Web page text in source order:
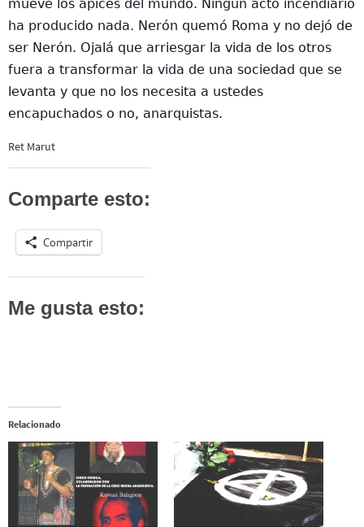
mueve los ápices del mundo. Ningún acto incendiario
ha producido nada. Nerón quemó Roma y no dejó de
ser Nerón. Ojalá que arriesgar la vida de los otros
fuera a transformar la vida de una sociedad que se
levanta y que no los necesita a ustedes
encapuchados o no, anarquistas.
Ret Marut
Comparte esto:
Compartir
Me gusta esto:
Relacionado